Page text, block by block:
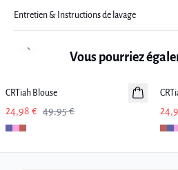
Entretien & Instructions de lavage
Vous pourriez
CRTiah Blouse
24,98 € 49,95 €
-
Previous slide